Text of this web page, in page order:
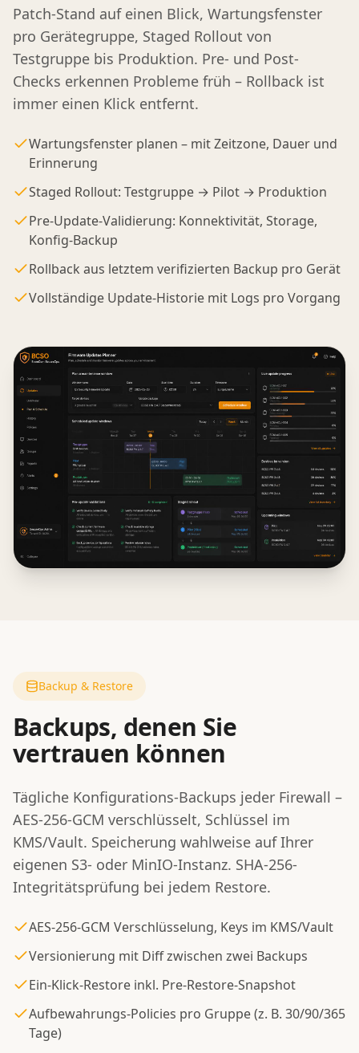
Patch-Stand auf einen Blick, Wartungsfenster
pro Gerätegruppe, Staged Rollout von
Testgruppe bis Produktion. Pre- und Post-
Checks erkennen Probleme früh – Rollback ist
immer einen Klick entfernt.
Wartungsfenster planen – mit Zeitzone, Dauer und
Erinnerung
Staged Rollout: Testgruppe → Pilot → Produktion
Pre-Update-Validierung: Konnektivität, Storage,
Konfig-Backup
Rollback aus letztem verifizierten Backup pro Gerät
Vollständige Update-Historie mit Logs pro Vorgang
Backup & Restore
Backups, denen Sie
vertrauen können
Tägliche Konfigurations-Backups jeder Firewall –
AES-256-GCM verschlüsselt, Schlüssel im
KMS/Vault. Speicherung wahlweise auf Ihrer
eigenen S3- oder MinIO-Instanz. SHA-256-
Integritätsprüfung bei jedem Restore.
AES-256-GCM Verschlüsselung, Keys im KMS/Vault
Versionierung mit Diff zwischen zwei Backups
Ein-Klick-Restore inkl. Pre-Restore-Snapshot
Aufbewahrungs-Policies pro Gruppe (z. B. 30/90/365
Tage)